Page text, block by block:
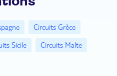
et de vous extasier devant les
l'île, conviennent à tous les
sauvages.
passant par les massifs de
Circuits Grèce
Sicile
Circuits Malte